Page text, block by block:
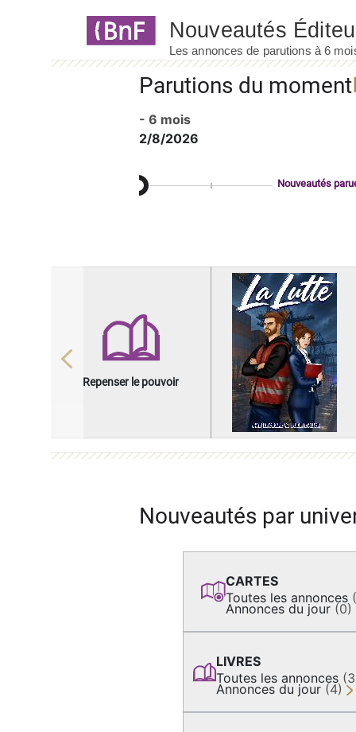
Parutions du moment
- 6 mois
2/8/2026
Nouveautés
Repenser le pouvoir
Previous
Nouveautés par
CARTES
Toutes les annonces
Annonces du jour (0)
LIVRES
Toutes les annonces
Annonces du jour (4)